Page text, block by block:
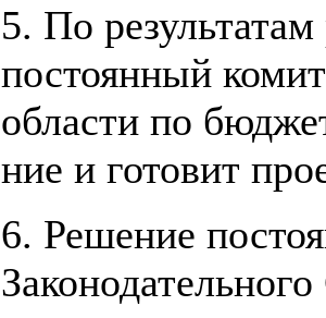
5. По
постоянный
области по
ние и готовит
6. Решение